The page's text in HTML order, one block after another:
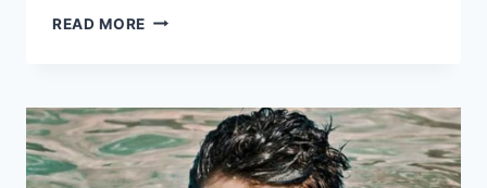
READ MORE 8
QUE
VOTRE
RELATION
EST